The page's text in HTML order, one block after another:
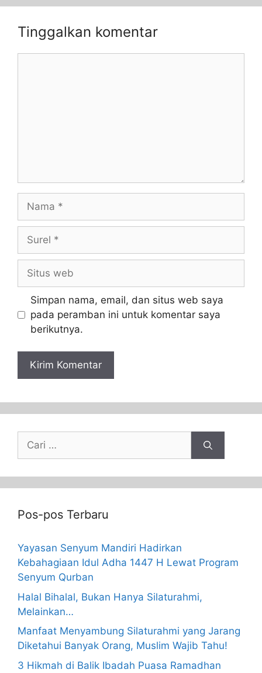
Tinggalkan komentar
Simpan nama, email, dan situs web saya
pada peramban ini untuk komentar saya
berikutnya.
Pos-pos Terbaru
Yayasan Senyum Mandiri Hadirkan
Kebahagiaan Idul Adha 1447 H Lewat Program
Senyum Qurban
Halal Bihalal, Bukan Hanya Silaturahmi,
Melainkan…
Manfaat Menyambung Silaturahmi yang Jarang
Diketahui Banyak Orang, Muslim Wajib Tahu!
3 Hikmah di Balik Ibadah Puasa Ramadhan